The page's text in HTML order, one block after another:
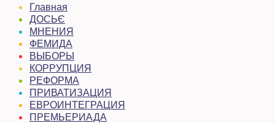
Главная
ДОСЬЄ
МНЕНИЯ
ФЕМИДА
ВЫБОРЫ
КОРРУПЦИЯ
РЕФОРМА
ПРИВАТИЗАЦИЯ
ЕВРОИНТЕГРАЦИЯ
ПРЕМЬЕРИАДА